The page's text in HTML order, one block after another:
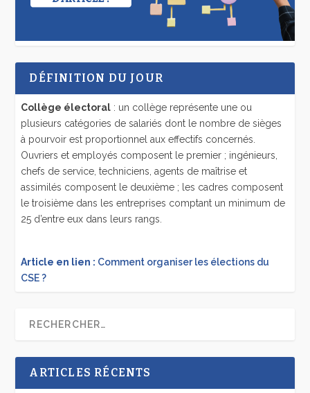
DÉFINITION DU JOUR
Collège électoral : un collège représente une ou
plusieurs catégories de salariés dont le nombre de sièges
à pourvoir est proportionnel aux effectifs concernés.
Ouvriers et employés composent le premier ; ingénieurs,
chefs de service, techniciens, agents de maîtrise et
assimilés composent le deuxième ; les cadres composent
le troisième dans les entreprises comptant un minimum de
25 d’entre eux dans leurs rangs.
Article en lien : Comment organiser les élections du
CSE ?
ARTICLES RÉCENTS